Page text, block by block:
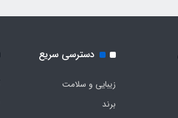
دسترسی سریع
زیبایی و سلامت
برند